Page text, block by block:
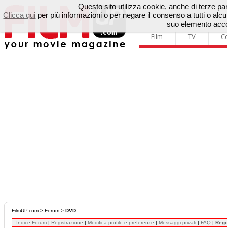
Film TV
FilmUP.com > Forum > DVD
Indice Forum | Registrazione | Modifica profilo e preferenze | Messaggi privati | FAQ |
Questo sito utilizza cookie, anche di terze
Clicca qui per più informazioni o per negare il consenso a tutti o
suo elemento